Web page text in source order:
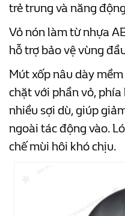
trẻ trung và năng
Vỏ nón làm từ nhựa
hỗ trợ bảo vệ vùng
Mút xốp nâu dày
chặt với phần vỏ,
nhiều sợi dù, giúp
ngoài tác động vào.
chế mùi hôi khó chịu.